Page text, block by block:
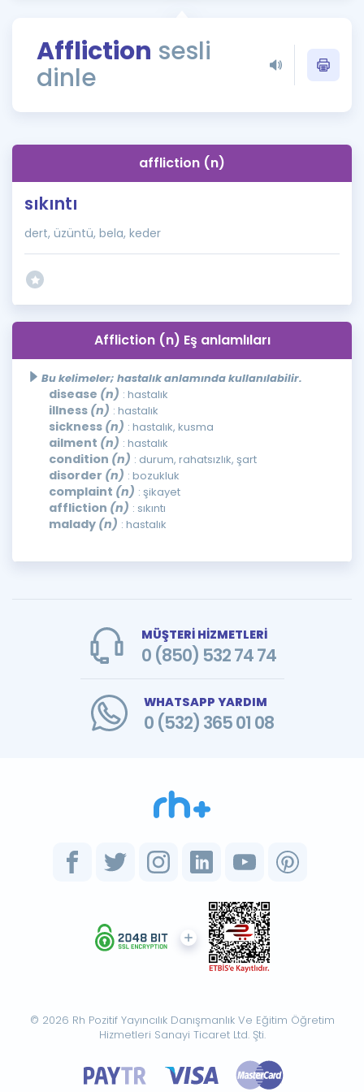
Rehberlik Aracı
ÖSYM Sınav Takvimi
İngilizce Gramer
Affliction sesli
dinle
affliction (n)
sıkıntı
dert, üzüntü, bela, keder
Affliction (n) Eş anlamlıları
Bu kelimeler; hastalık anlamında kullanılabilir.
disease (n) : hastalık
illness (n) : hastalık
sickness (n) : hastalık, kusma
ailment (n) : hastalık
condition (n) : durum, rahatsızlık, şart
disorder (n) : bozukluk
complaint (n) : şikayet
affliction (n) : sıkıntı
malady (n) : hastalık
MÜŞTERİ HİZMETLERİ
0 (850) 532 74 74
WHATSAPP YARDIM
0 (532) 365 01 08
© 2026 Rh Pozitif Yayıncılık Danışmanlık Ve Eğitim Öğretim
Hizmetleri Sanayi Ticaret Ltd. Şti.